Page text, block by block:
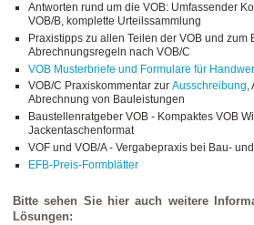
Antworten rund um die VOB: Umfassender
VOB/B, komplette Urteilssammlung
Praxistipps zu allen Teilen der VOB und zum
Abrechnungsregeln nach VOB/C
VOB Musterbriefe und Formulare für
VOB/C Praxiskommentar zur Ausschreibung,
Abrechnung von Bauleistungen
Baustellenratgeber VOB - Kompaktes VOB
Jackentaschenformat
VOF und VOB/A - Vergabepraxis bei Bau-
EFB-Preis-Formblätter
Bitte sehen Sie hier auch weitere
Lösungen: